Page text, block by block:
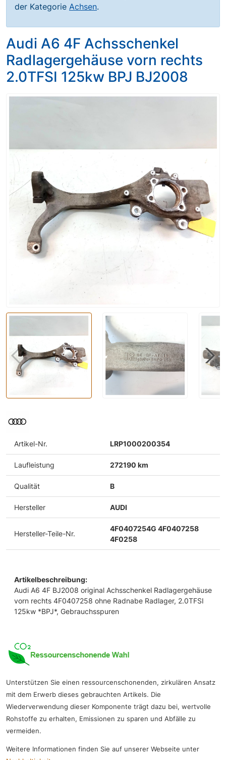
der Kategorie Achsen.
Audi A6 4F Achsschenkel
Radlagergehäuse vorn rechts
2.0TFSI 125kw BPJ BJ2008
Artikel-Nr. LRP1000200354
Laufleistung 272190 km
Qualität B
Hersteller AUDI
Hersteller-Teile-Nr.
4F0407254G 4F0407258
4F0258
Artikelbeschreibung:
Audi A6 4F BJ2008 original Achsschenkel Radlagergehäuse
vorn rechts 4F0407258 ohne Radnabe Radlager, 2.0TFSI
125kw *BPJ*, Gebrauchsspuren
Unterstützen Sie einen ressourcenschonenden, zirkulären Ansatz
mit dem Erwerb dieses gebrauchten Artikels. Die
Wiederverwendung dieser Komponente trägt dazu bei, wertvolle
Rohstoffe zu erhalten, Emissionen zu sparen und Abfälle zu
vermeiden.
Weitere Informationen finden Sie auf unserer Webseite unter